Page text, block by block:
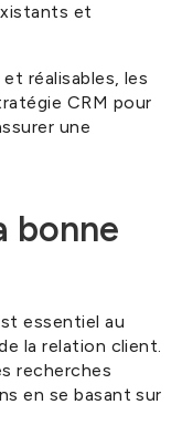
et
réalisables, les
CRM pour
une
bonne
essentiel au
la relation client.
recherches
en se basant sur